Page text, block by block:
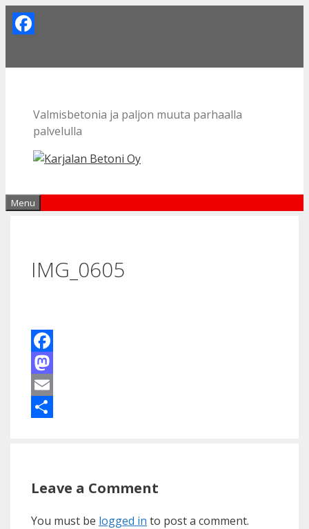
Skip
to
Valmisbetonia ja paljon muuta parhaalla
palvelulla
Menu
IMG_0605
Facebook
Mastodon
Email
Leave a Comment
You must be logged in to post a comment.